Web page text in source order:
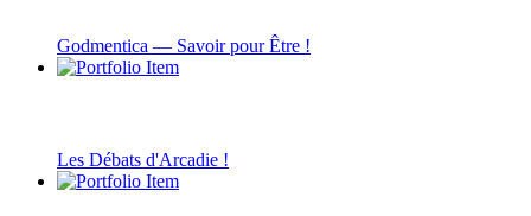
Godmentica — Savoir pour Être !
Les Débats d'Arcadie !